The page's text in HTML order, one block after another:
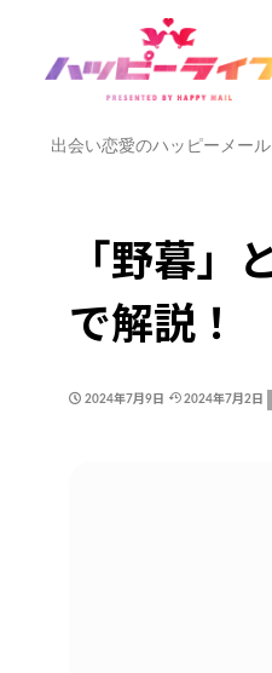
出会い恋愛のハッピーメール
「野暮」
で解説！
2024年7月9日 2024年7月2日